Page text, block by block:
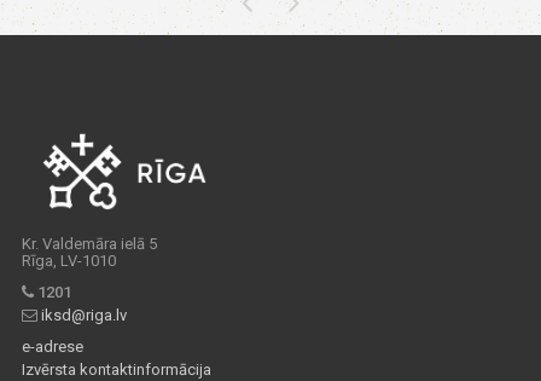
Kr. Valdemāra ielā 5
Rīga, LV-1010
1201
iksd@riga.lv
e-adrese
Izvērsta kontaktinformācija